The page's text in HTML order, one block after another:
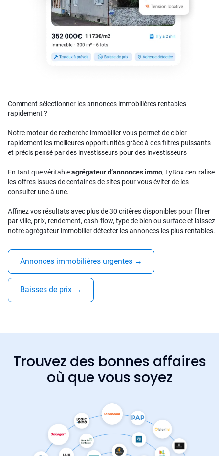
Comment sélectionner les annonces immobilières rentables
rapidement ?
Notre moteur de recherche immobilier vous permet de cibler
rapidement les meilleures opportunités grâce à des filtres puissants
et précis pensé par des investisseurs pour des investisseurs
En tant que véritableagrégateur d’annonces immo, LyBox centralise
les offres issues de centaines de sites pour vous éviter de les
consulter une à une.
Affinez vos résultats avec plus de 30 critères disponibles pour filtrer
par ville, prix, rendement, cash-flow, type de bien ou surface et laissez
notre agrégateur immobilier détecter les annonces les plus rentables.
Annonces immobilières urgentes →
Baisses de prix →
Trouvez des bonnes affaires
où que vous soyez